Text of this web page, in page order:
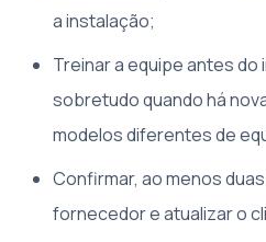
a instalação;
Treinar a equipe antes do
sobretudo quando há
modelos diferentes de
Confirmar, ao menos
fornecedor e atualizar o